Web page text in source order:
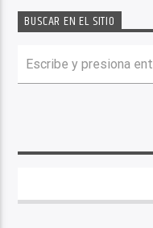
BUSCAR EN EL SITIO